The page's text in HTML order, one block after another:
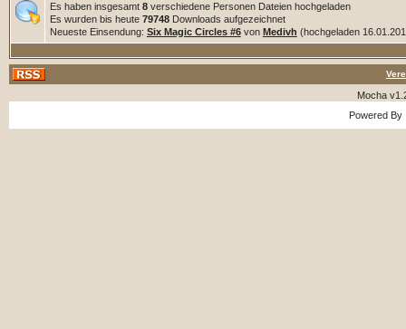
Es haben insgesamt 8verschiedene Personen Dateien hochgeladen
Es wurden bis heute 79748Downloads aufgezeichnet
Neueste Einsendung: Six Magic Circles #6von Medivh (hochgeladen
Mocha
Powered By